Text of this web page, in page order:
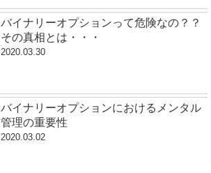
バイナリーオプションって危険なの？？
その真相とは・・・
2020.03.30
バイナリーオプションにおけるメンタル
管理の重要性
2020.03.02